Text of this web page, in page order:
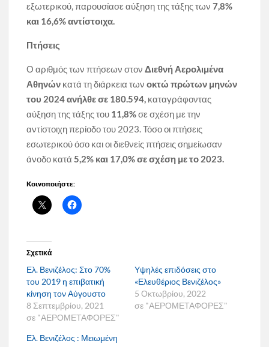
εξωτερικού, παρουσίασε αύξηση της τάξης των 7,8%
και 16,6% αντίστοιχα.
Πτήσεις
Ο αριθμός των πτήσεων στον Διεθνή Αερολιμένα
Αθηνών κατά τη διάρκεια των οκτώ πρώτων μηνών
του 2024 ανήλθε σε 180.594, καταγράφοντας
αύξηση της τάξης του 11,8%σε σχέση με την
αντίστοιχη περίοδο του 2023. Τόσο οι πτήσεις
εσωτερικού όσο και οι διεθνείς πτήσεις σημείωσαν
άνοδο κατά 5,2% και 17,0% σε σχέση με το 2023.
Κοινοποιήστε:
Σχετικά
Ελ. Βενιζέλος: Στο 70%
του 2019 η επιβατική
κίνηση τον Αύγουστο
8 Σεπτεμβρίου, 2021
σε "ΑΕΡΟΜΕΤΑΦΟΡΕΣ"
Υψηλές επιδόσεις στο
«Ελευθέριος Βενιζέλος»
5 Οκτωβρίου, 2022
σε "ΑΕΡΟΜΕΤΑΦΟΡΕΣ"
Ελ. Βενιζέλος : Μειωμένη